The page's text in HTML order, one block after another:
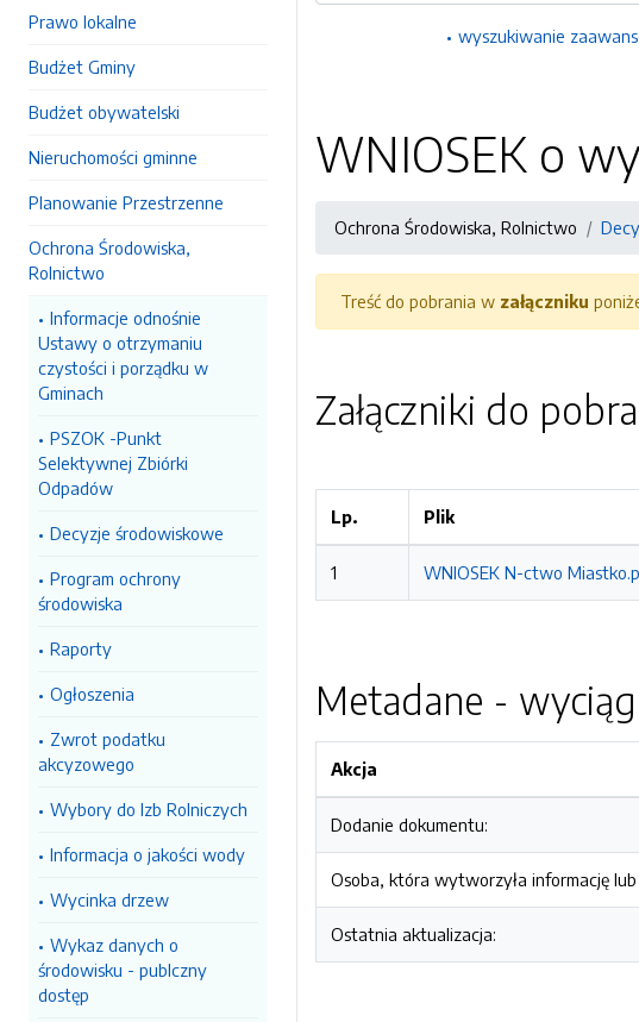
Prawo lokalne
Budżet Gminy
Budżet obywatelski
Nieruchomości gminne
Planowanie Przestrzenne
Ochrona Środowiska,
Rolnictwo
Informacje odnośnie
Ustawy o otrzymaniu
czystości i porządku w
Gminach
PSZOK -Punkt
Selektywnej Zbiórki
Odpadów
Decyzje środowiskowe
Program ochrony
środowiska
Raporty
Ogłoszenia
Zwrot podatku
akcyzowego
Wybory do Izb Rolniczych
Informacja o jakości wody
Wycinka drzew
Wykaz danych o
środowisku - publczny
dostęp
wyszukiwanie
WNIOSEK o
Ochrona Środowiska, Rolnictwo
Treść do pobrania w załączniku
Załączniki do
Lp. Plik
1 WNIOSEK N-ctwo
Metadane -
Akcja
Dodanie dokumentu:
Osoba, która wytworzyła informację
Ostatnia aktualizacja: